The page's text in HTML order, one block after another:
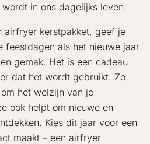
in ons dagelijks leven.
airfryer kerstpakket, geef je
feestdagen als het nieuwe jaar
gemak. Het is een cadeau
dat het wordt gebruikt. Zo
het welzijn van je
ook helpt om nieuwe en
Kies dit jaar voor een
maakt – een airfryer